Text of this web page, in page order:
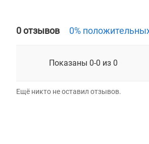
0 отзывов 0%
Показаны 0-0 из 0
Ещё никто не оставил отзывов.